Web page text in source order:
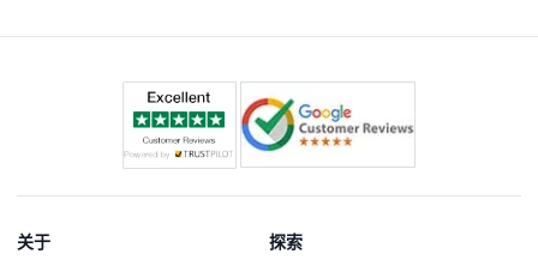
关于 探索